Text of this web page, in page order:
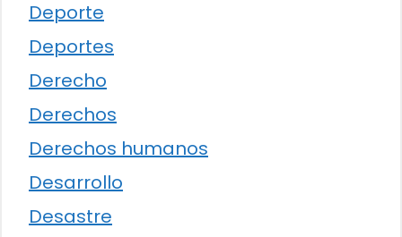
Deporte
Deportes
Derecho
Derechos
Derechos humanos
Desarrollo
Desastre